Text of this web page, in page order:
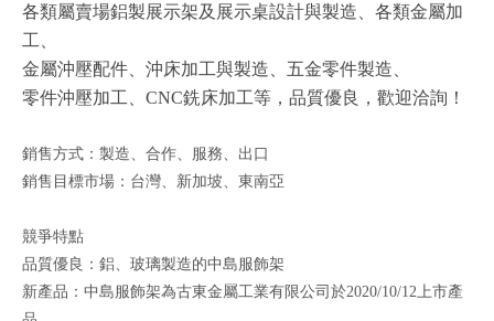
各類屬賣場鋁製展示架及展示桌設計與製造、各類金屬加
工、
金屬沖壓配件、沖床加工與製造、五金零件製造、
零件沖壓加工、CNC銑床加工等，品質優良，歡迎洽詢！
銷售方式：製造、合作、服務、出口
銷售目標市場：台灣、新加坡、東南亞
競爭特點
品質優良：鋁、玻璃製造的中島服飾架
新產品：中島服飾架為古東金屬工業有限公司於2020/10/12上市產